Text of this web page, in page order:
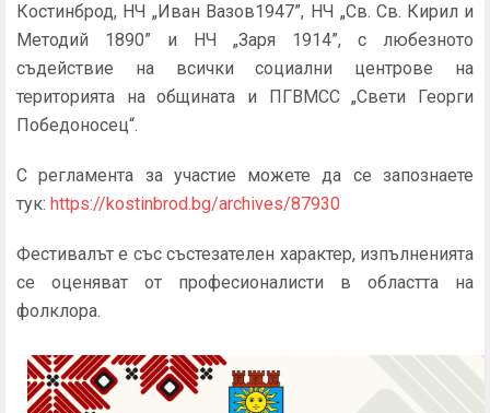
Костинброд, НЧ „Иван Вазов1947”, НЧ „Св. Св. Кирил и
Методий 1890” и НЧ „Заря 1914”, с любезното
съдействие на всички социални центрове на
територията на общината и ПГВМСС „Свети Георги
Победоносец“.
С регламента за участие можете да се запознаете
тук: https://kostinbrod.bg/archives/87930
Фестивалът е със състезателен характер, изпълненията
се оценяват от професионалисти в областта на
фолклора.